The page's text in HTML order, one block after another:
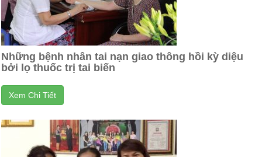
Những bệnh nhân tai nạn giao thông hồi kỳ diệu
bởi lọ thuốc trị tai biến
Xem Chi Tiết